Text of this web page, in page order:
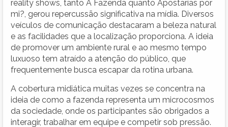
reality shows, tanto A Fazenda quanto Apostarías por
mi?, gerou repercussão significativa na mídia. Diversos
veículos de comunicação destacaram a beleza natural
e as facilidades que a localização proporciona. A ideia
de promover um ambiente rural e ao mesmo tempo
luxuoso tem atraído a atenção do público, que
frequentemente busca escapar da rotina urbana.
A cobertura midiática muitas vezes se concentra na
ideia de como a fazenda representa um microcosmos
da sociedade, onde os participantes são obrigados a
interagir, trabalhar em equipe e competir sob pressão.